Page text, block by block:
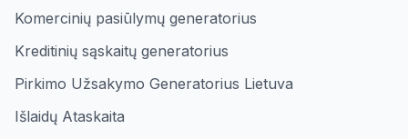
Komercinių pasiūlymų generatorius
Kreditinių sąskaitų generatorius
Pirkimo Užsakymo Generatorius Lietuva
Išlaidų Ataskaita